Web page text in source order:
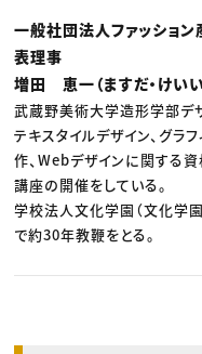
一般社団法人ファッショ
表理事
増田 恵一（ますだ・けい
武蔵野美術大学造形学部デ
テキスタイルデザイン、グラ
作、Webデザインに関する
講座の開催をしている。
学校法人文化学園（文化学
で約30年教鞭をとる。